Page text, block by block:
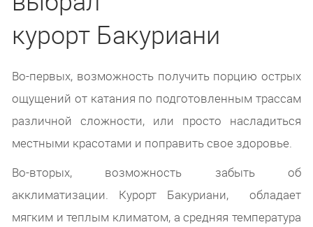
курорт Бакуриани
Во-первых, возможность получить порцию острых
ощущений от катания по подготовленным трассам
различной сложности, или просто насладиться
местными красотами и поправить свое здоровье.
Во-вторых, возможность забыть об
акклиматизации. Курорт Бакуриани, обладает
мягким и теплым климатом, а средняя температура